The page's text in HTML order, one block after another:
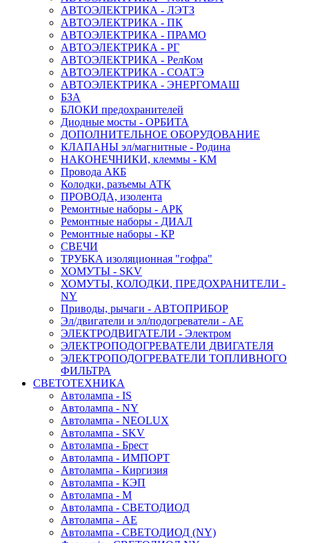
АВТОЭЛЕКТРИКА - ЛЭТЗ
АВТОЭЛЕКТРИКА - ПК
АВТОЭЛЕКТРИКА - ПРАМО
АВТОЭЛЕКТРИКА - РГ
АВТОЭЛЕКТРИКА - РелКом
АВТОЭЛЕКТРИКА - СОАТЭ
АВТОЭЛЕКТРИКА - ЭНЕРГОМАШ
БЗА
БЛОКИ предохранителей
Диодные мосты - ОРБИТА
ДОПОЛНИТЕЛЬНОЕ ОБОРУДОВАНИЕ
КЛАПАНЫ эл/магнитные - Родина
НАКОНЕЧНИКИ, клеммы - КМ
Провода АКБ
Колодки, разъемы АТК
ПРОВОДА, изолента
Ремонтные наборы - АРК
Ремонтные наборы - ДИАЛ
Ремонтные наборы - КР
СВЕЧИ
ТРУБКА изоляционная "гофра"
ХОМУТЫ - SKV
ХОМУТЫ, КОЛОДКИ, ПРЕДОХРАНИТЕЛИ -
NY
Приводы, рычаги - АВТОПРИБОР
Эл/двигатели и эл/подогреватели - АЕ
ЭЛЕКТРОДВИГАТЕЛИ - Электром
ЭЛЕКТРОПОДОГРЕВАТЕЛИ ДВИГАТЕЛЯ
ЭЛЕКТРОПОДОГРЕВАТЕЛИ ТОПЛИВНОГО
ФИЛЬТРА
СВЕТОТЕХНИКА
Автолампа - IS
Автолампа - NY
Автолампа - NEOLUX
Автолампа - SKV
Автолампа - Брест
Автолампа - ИМПОРТ
Автолампа - Киргизия
Автолампа - КЭП
Автолампа - М
Автолампа - СВЕТОДИОД
Автолампа - АЕ
Автолампа - СВЕТОДИОД (NY)